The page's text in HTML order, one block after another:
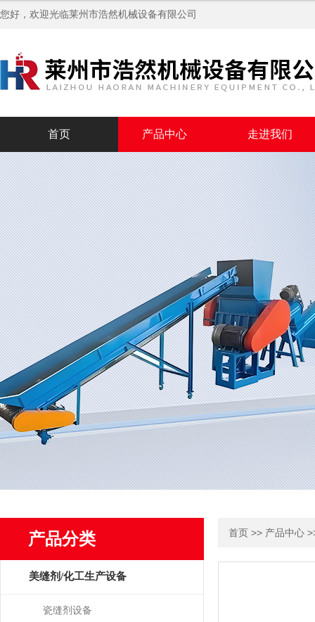
您好，欢迎光临莱州市浩然机械设备有限公司
首页 产品中心 走进我们
产品分类
美缝剂/化工生产设备
瓷缝剂设备
首页 >> 产品中心